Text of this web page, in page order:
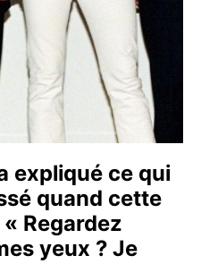
expliqué ce qui
quand cette
Regardez
yeux ? Je